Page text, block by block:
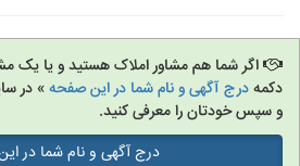
اگر شما هم مشاور املاک هستید و یا یک
دکمهدرج آگهی و نام شما در این صفحه» در
و سپس خودتان را معرفی کنید.
درج آگهی و نام شما در